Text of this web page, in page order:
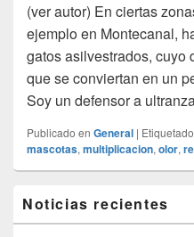
(ver autor) En ciertas
ejemplo en Montecanal,
gatos asilvestrados, cuyo
que se conviertan en un
Soy un defensor a
Publicado en General | Etiquetado
mascotas, multiplicacion, olor,
área
de
Noticias recientes